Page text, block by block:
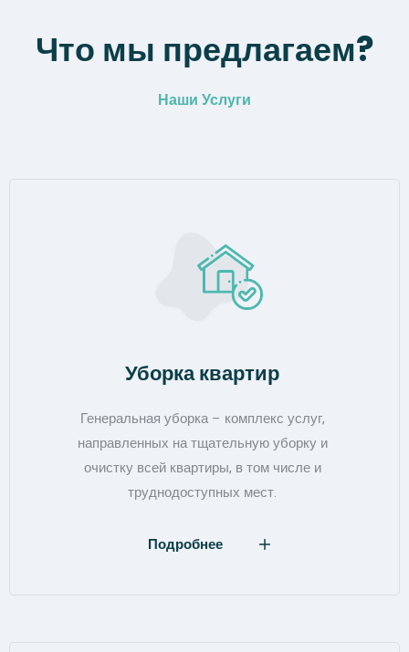
Что мы предлагаем?
Наши Услуги
Уборка квартир
Генеральная уборка – комплекс услуг,
направленных на тщательную уборку и
очистку всей квартиры, в том числе и
труднодоступных мест.
Подробнее